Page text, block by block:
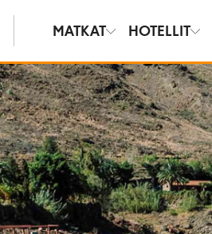
MATKAT HOTELLIT